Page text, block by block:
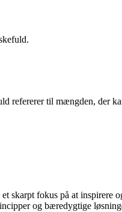
refererer til mængden, der
fokus på at
og bæredygtige